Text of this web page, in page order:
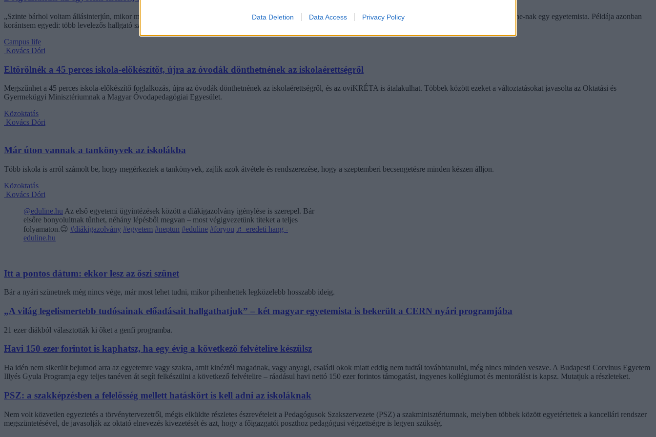
Data Deletion Data Access Privacy Policy
„Szinte bárhol voltam állásinterjún, mikor megtudták, hogy levelező tagozatos hallgató vagyok, egyből húzni kezdték a szájukat” – számolt be tapasztalatairól az Eduline-nak egy egyetemista. Példája azonban
korántsem egyedi: több levelezős hallgató számolt be hasonló nehézségekről.
Campus life
Kovács Dóri
Eltörölnék a 45 perces iskola-előkészítőt, újra az óvodák dönthetnének az iskolaérettségről
Megszűnhet a 45 perces iskola-előkészítő foglalkozás, újra az óvodák dönthetnének az iskolaérettségről, és az oviKRÉTA is átalakulhat. Többek között ezeket a változtatásokat javasolta az Oktatási és
Gyermekügyi Minisztériumnak a Magyar Óvodapedagógiai Egyesület.
Közoktatás
Kovács Dóri
Már úton vannak a tankönyvek az iskolákba
Több iskola is arról számolt be, hogy megérkeztek a tankönyvek, zajlik azok átvétele és rendszerezése, hogy a szeptemberi becsengetésre minden készen álljon.
Közoktatás
Kovács Dóri
@eduline.hu Az első egyetemi ügyintézések között a diákigazolvány igénylése is szerepel. Bár
elsőre bonyolultnak tűnhet, néhány lépésből megvan – most végigvezetünk titeket a teljes
folyamaton.😉 #diákigazolvány #egyetem #neptun #eduline #foryou ♬ eredeti hang -
eduline.hu
Itt a pontos dátum: ekkor lesz az őszi szünet
Bár a nyári szünetnek még nincs vége, már most lehet tudni, mikor pihenhettek legközelebb hosszabb ideig.
„A világ legelismertebb tudósainak előadásait hallgathatjuk” – két magyar egyetemista is bekerült a CERN nyári programjába
21 ezer diákból választották ki őket a genfi programba.
Havi 150 ezer forintot is kaphatsz, ha egy évig a következő felvételire készülsz
Ha idén nem sikerült bejutnod arra az egyetemre vagy szakra, amit kinéztél magadnak, vagy anyagi, családi okok miatt eddig nem tudtál továbbtanulni, még nincs minden veszve. A Budapesti Corvinus Egyetem
Illyés Gyula Programja egy teljes tanéven át segít felkészülni a következő felvételire – ráadásul havi nettó 150 ezer forintos támogatást, ingyenes kollégiumot és mentorálást is kapsz. Mutatjuk a részleteket.
PSZ: a szakképzésben a felelősség mellett hatáskört is kell adni az iskoláknak
Nem volt közvetlen egyeztetés a törvénytervezetről, mégis elküldte részletes észrevételeit a Pedagógusok Szakszervezete (PSZ) a szakminisztériumnak, melyben többek között egyetértettek a kancellári rendszer
megszüntetésével, de javasolják az oktató elnevezés kivezetését és azt, hogy a főigazgatói poszthoz pedagógusi végzettségre is legyen szükség.